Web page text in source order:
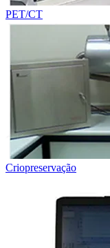
PET/CT
Criopreservação